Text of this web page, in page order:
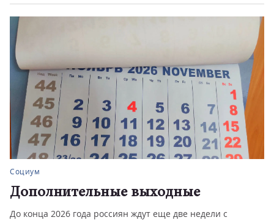
Социум
Дополнительные выходные
До конца 2026 года россиян ждут еще две недели с